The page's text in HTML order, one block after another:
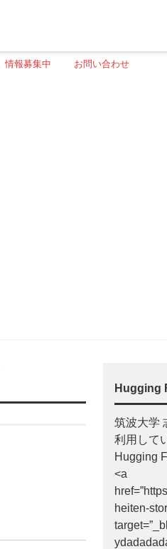
情報募集中 お問い合わせ
Hugging
筑波大学
利用して
Hugging
<a
heiten-